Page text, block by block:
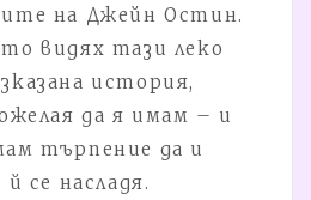
на Джейн Остин.
видях тази леко
история,
да я имам – и
търпение да и
се насладя.